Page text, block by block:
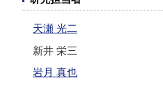
天瀬 光二
新井 栄三
岩月 真也